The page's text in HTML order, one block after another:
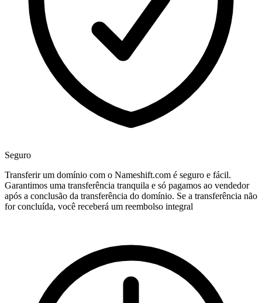
Seguro
Transferir um domínio com o Nameshift.com é seguro e fácil.
Garantimos uma transferência tranquila e só pagamos ao vendedor
após a conclusão da transferência do domínio. Se a transferência não
for concluída, você receberá um reembolso integral